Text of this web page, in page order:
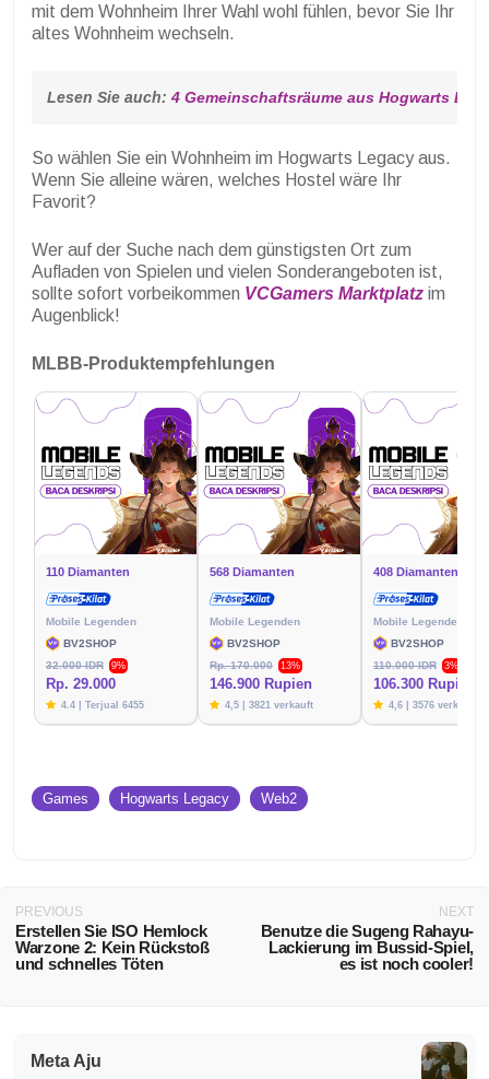
mit dem Wohnheim Ihrer Wahl wohl fühlen, bevor Sie Ihr
altes Wohnheim wechseln.
Lesen Sie auch: 4 Gemeinschaftsräume aus Hogwarts
So wählen Sie ein Wohnheim im Hogwarts Legacy aus.
Wenn Sie alleine wären, welches Hostel wäre Ihr
Favorit?
Wer auf der Suche nach dem günstigsten Ort zum
Aufladen von Spielen und vielen Sonderangeboten ist,
sollte sofort vorbeikommen VCGamers Marktplatz im
Augenblick!
MLBB-Produktempfehlungen
110 Diamanten
Mobile Legenden
BV2SHOP
32.000 IDR
9%
Rp. 29.000
4.4 | Terjual 6455
568 Diamanten
Mobile Legenden
BV2SHOP
Rp. 170.000
13%
146.900 Rupien
4,5 | 3821 verkauft
408 Diamanten
Mobile Legenden
BV2SHOP
110.000 IDR
3%
106.300 Rupien
4,6 | 3576 verkauft
Games Hogwarts Legacy Web2
PREVIOUS
Erstellen Sie ISO Hemlock
Warzone 2: Kein Rückstoß
und schnelles Töten
NEXT
Benutze die Sugeng Rahayu-
Lackierung im Bussid-Spiel,
es ist noch cooler!
Meta Aju